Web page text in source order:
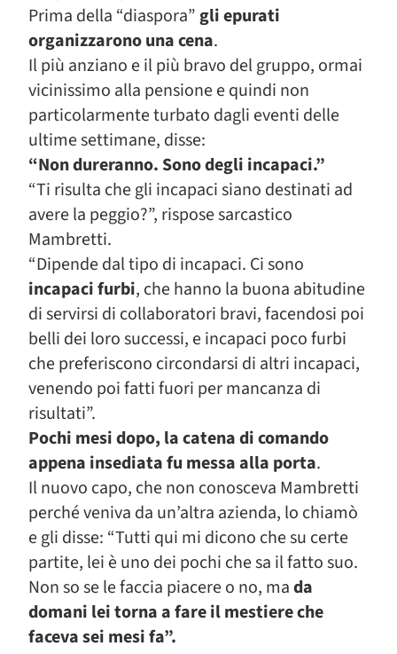
Prima della “diaspora”gli epurati
organizzarono una cena.
Il più anziano e il più bravo del gruppo, ormai
vicinissimo alla pensione e quindi non
particolarmente turbato dagli eventi delle
ultime settimane, disse:
“Non dureranno. Sono degli incapaci.”
“Ti risulta che gli incapaci siano destinati ad
avere la peggio?”, rispose sarcastico
Mambretti.
“Dipende dal tipo di incapaci. Ci sono
incapaci furbi, che hanno la buona abitudine
di servirsi di collaboratori bravi, facendosi poi
belli dei loro successi, e incapaci poco furbi
che preferiscono circondarsi di altri incapaci,
venendo poi fatti fuori per mancanza di
risultati”.
Pochi mesi dopo, la catena di comando
appena insediata fu messa alla porta.
Il nuovo capo, che non conosceva Mambretti
perché veniva da un’altra azienda, lo chiamò
e gli disse: “Tutti qui mi dicono che su certe
partite, lei è uno dei pochi che sa il fatto suo.
Non so se le faccia piacere o no, mada
domani lei torna a fare il mestiere che
faceva sei mesi fa”.